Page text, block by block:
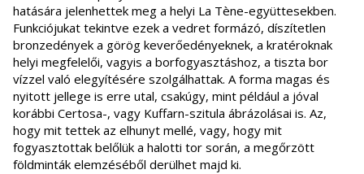
hatására jelenhettek meg a helyi La Tène-együttesekben.
Funkciójukat tekintve ezek a vedret formázó, díszítetlen
bronzedények a görög keverőedényeknek, a kratéroknak
helyi megfelelői, vagyis a borfogyasztáshoz, a tiszta bor
vízzel való elegyítésére szolgálhattak. A forma magas és
nyitott jellege is erre utal, csakúgy, mint például a jóval
korábbi Certosa-, vagy Kuffarn-szitula ábrázolásai is. Az,
hogy mit tettek az elhunyt mellé, vagy, hogy mit
fogyasztottak belőlük a halotti tor során, a megőrzött
földminták elemzéséből derülhet majd ki.